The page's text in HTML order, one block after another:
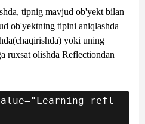
tipnig mavjud ob'yekt bilan
ob'yektning tipini aniqlashda
yoki uning
ruxsat olishda Reflectiondan
refl